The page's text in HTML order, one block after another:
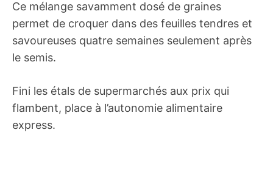
Ce mélange savamment dosé de graines
permet de croquer dans des feuilles tendres et
savoureuses quatre semaines seulement après
le semis.
Fini les étals de supermarchés aux prix qui
flambent, place à l’autonomie alimentaire
express.